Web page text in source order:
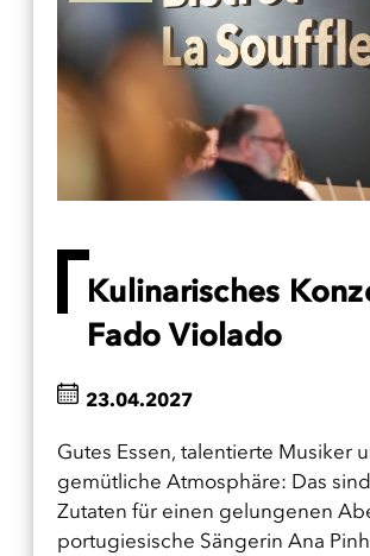
Kulinarisches
Fado Violado
Gutes Essen, talentierte Musiker
gemütliche Atmosphäre: Das
Zutaten für einen gelungenen
portugiesische Sängerin Ana
23.04.2027